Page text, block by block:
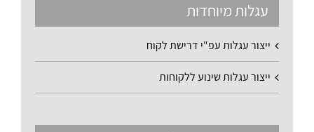
עגלות מיוחדות
ייצור עגלות עפ"י דרישת לקוח
ייצור עגלות שינוע ללקוחות